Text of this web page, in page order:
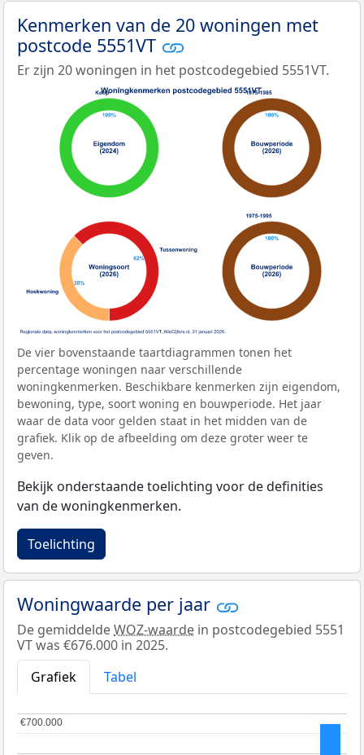
Kenmerken van de 20 woningen met
postcode 5551VT
Er zijn 20 woningen in het postcodegebied 5551VT.
De vier bovenstaande taartdiagrammen tonen het
percentage woningen naar verschillende
woningkenmerken. Beschikbare kenmerken zijn eigendom,
bewoning, type, soort woning en bouwperiode. Het jaar
waar de data voor gelden staat in het midden van de
grafiek. Klik op de afbeelding om deze groter weer te
geven.
Bekijk onderstaande toelichting voor de definities
van de woningkenmerken.
Toelichting
Woningwaarde per jaar
De gemiddeldeWOZ-waarde in postcodegebied 5551
VT was €676.000 in 2025.
Grafiek
Tabel
€700.000
€700.000